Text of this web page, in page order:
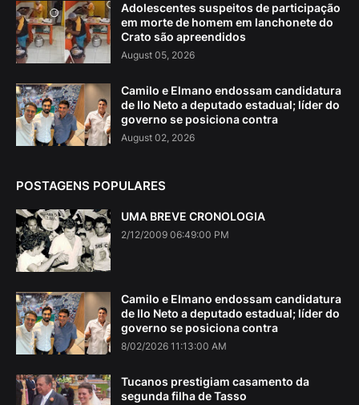
Adolescentes suspeitos de participação
em morte de homem em lanchonete do
Crato são apreendidos
August 05, 2026
Camilo e Elmano endossam candidatura
de Ilo Neto a deputado estadual; líder do
governo se posiciona contra
August 02, 2026
POSTAGENS POPULARES
UMA BREVE CRONOLOGIA
2/12/2009 06:49:00 PM
Camilo e Elmano endossam candidatura
de Ilo Neto a deputado estadual; líder do
governo se posiciona contra
8/02/2026 11:13:00 AM
Tucanos prestigiam casamento da
segunda filha de Tasso